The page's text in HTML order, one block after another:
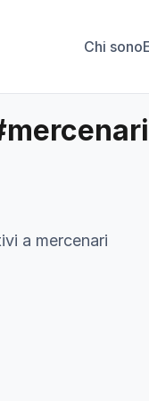
Chi sono
a mercenari